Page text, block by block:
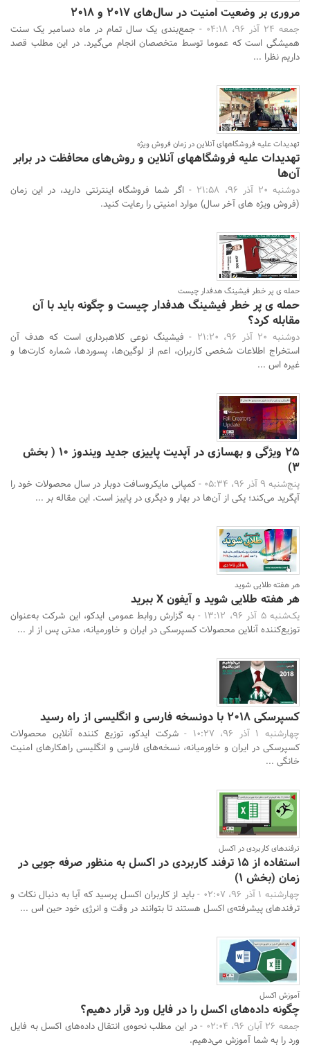
مروری بر وضعیت امنیت در سال‌های ۲۰۱۷ و ۲۰۱۸
جمعه 24 آذر 96، 04:18 -
جمع‌بندی یک سال تمام در ماه دسامبر یک سنت
همیشگی است که عموما توسط متخصصان انجام می‌گیرد. در این مطلب قصد
داریم نظرا ...
تهدیدات علیه فروشگاه‎های آنلاین در زمان فروش ویژه
تهدیدات علیه فروشگاه‎های آنلاین و روش‌های محافظت در برابر
آن‌ها
دوشنبه 20 آذر 96، 21:58 -
اگر شما فروشگاه اینترنتی دارید، در این زمان
(فروش ویژه های آخر سال) موارد امنیتی را رعایت کنید.
حمله ی پر خطر فیشینگ هدفدار چیست
حمله ی پر خطر فیشینگ هدفدار چیست و چگونه باید با آن
مقابله کرد؟
دوشنبه 20 آذر 96، 21:20 -
فیشینگ نوعی کلاهبرداری است که هدف آن
استخراج اطلاعات شخصی کاربران، اعم از لوگین‌ها، پسوردها، شماره کارت‌ها و
غیره اس ...
25 ویژگی و بهسازی در آپدیت پاییزی جدید ویندوز 10 ( بخش
3)
پنج‌شنبه 9 آذر 96، 05:34 -
کمپانی مایکروسافت دوبار در سال محصولات خود را
آپگرید می‌کند؛ یکی از آن‌ها در بهار و دیگری در پاییز است. این مقاله بر ...
هر هفته طلایی شوید
هر هفته طلایی شوید و آیفون X ببرید
یک‌شنبه 5 آذر 96، 13:12 -
به گزارش روابط عمومی ایدکو، این شرکت به‌عنوان
توزیع‌کننده آنلاین محصولات کسپرسکی در ایران و خاورمیانه، مدتی پس از ار ...
کسپرسکی 2018 با دونسخه فارسی و انگلیسی از راه رسید
چهارشنبه 1 آذر 96، 10:27 -
شرکت ایدکو، توزیع کننده آنلاین محصولات
کسپرسکی در ایران و خاورمیانه، نسخه‌های فارسی و انگلیسی راهکارهای امنیت
خانگی ...
ترفندهای کاربردی در اکسل
استفاده از 15 ترفند کاربردی در اکسل به منظور صرفه جویی در
زمان (بخش 1)
چهارشنبه 1 آذر 96، 02:07 -
باید از کاربران اکسل پرسید که آیا به دنبال نکات و
ترفندهای پیشرفته‌ی اکسل هستند تا بتوانند در وقت و انرژی خود حین اس ...
آموزش اکسل
چگونه داده‌های اکسل را در فایل ورد قرار دهیم؟
جمعه 26 آبان 96، 02:04 -
در این مطلب نحوه‌ی انتقال داده‌های اکسل به فایل
ورد را به شما آموزش می‌دهیم.